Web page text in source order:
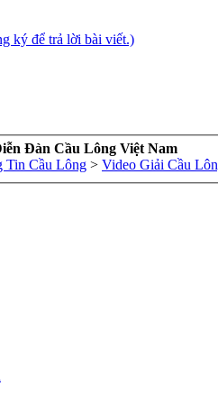
ký để trả lời bài viết.)
Đàn Cầu Lông Việt Nam
Tin Cầu Lông > Video Giải Cầu